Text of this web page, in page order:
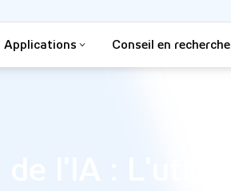
Applications Conseil en recherche